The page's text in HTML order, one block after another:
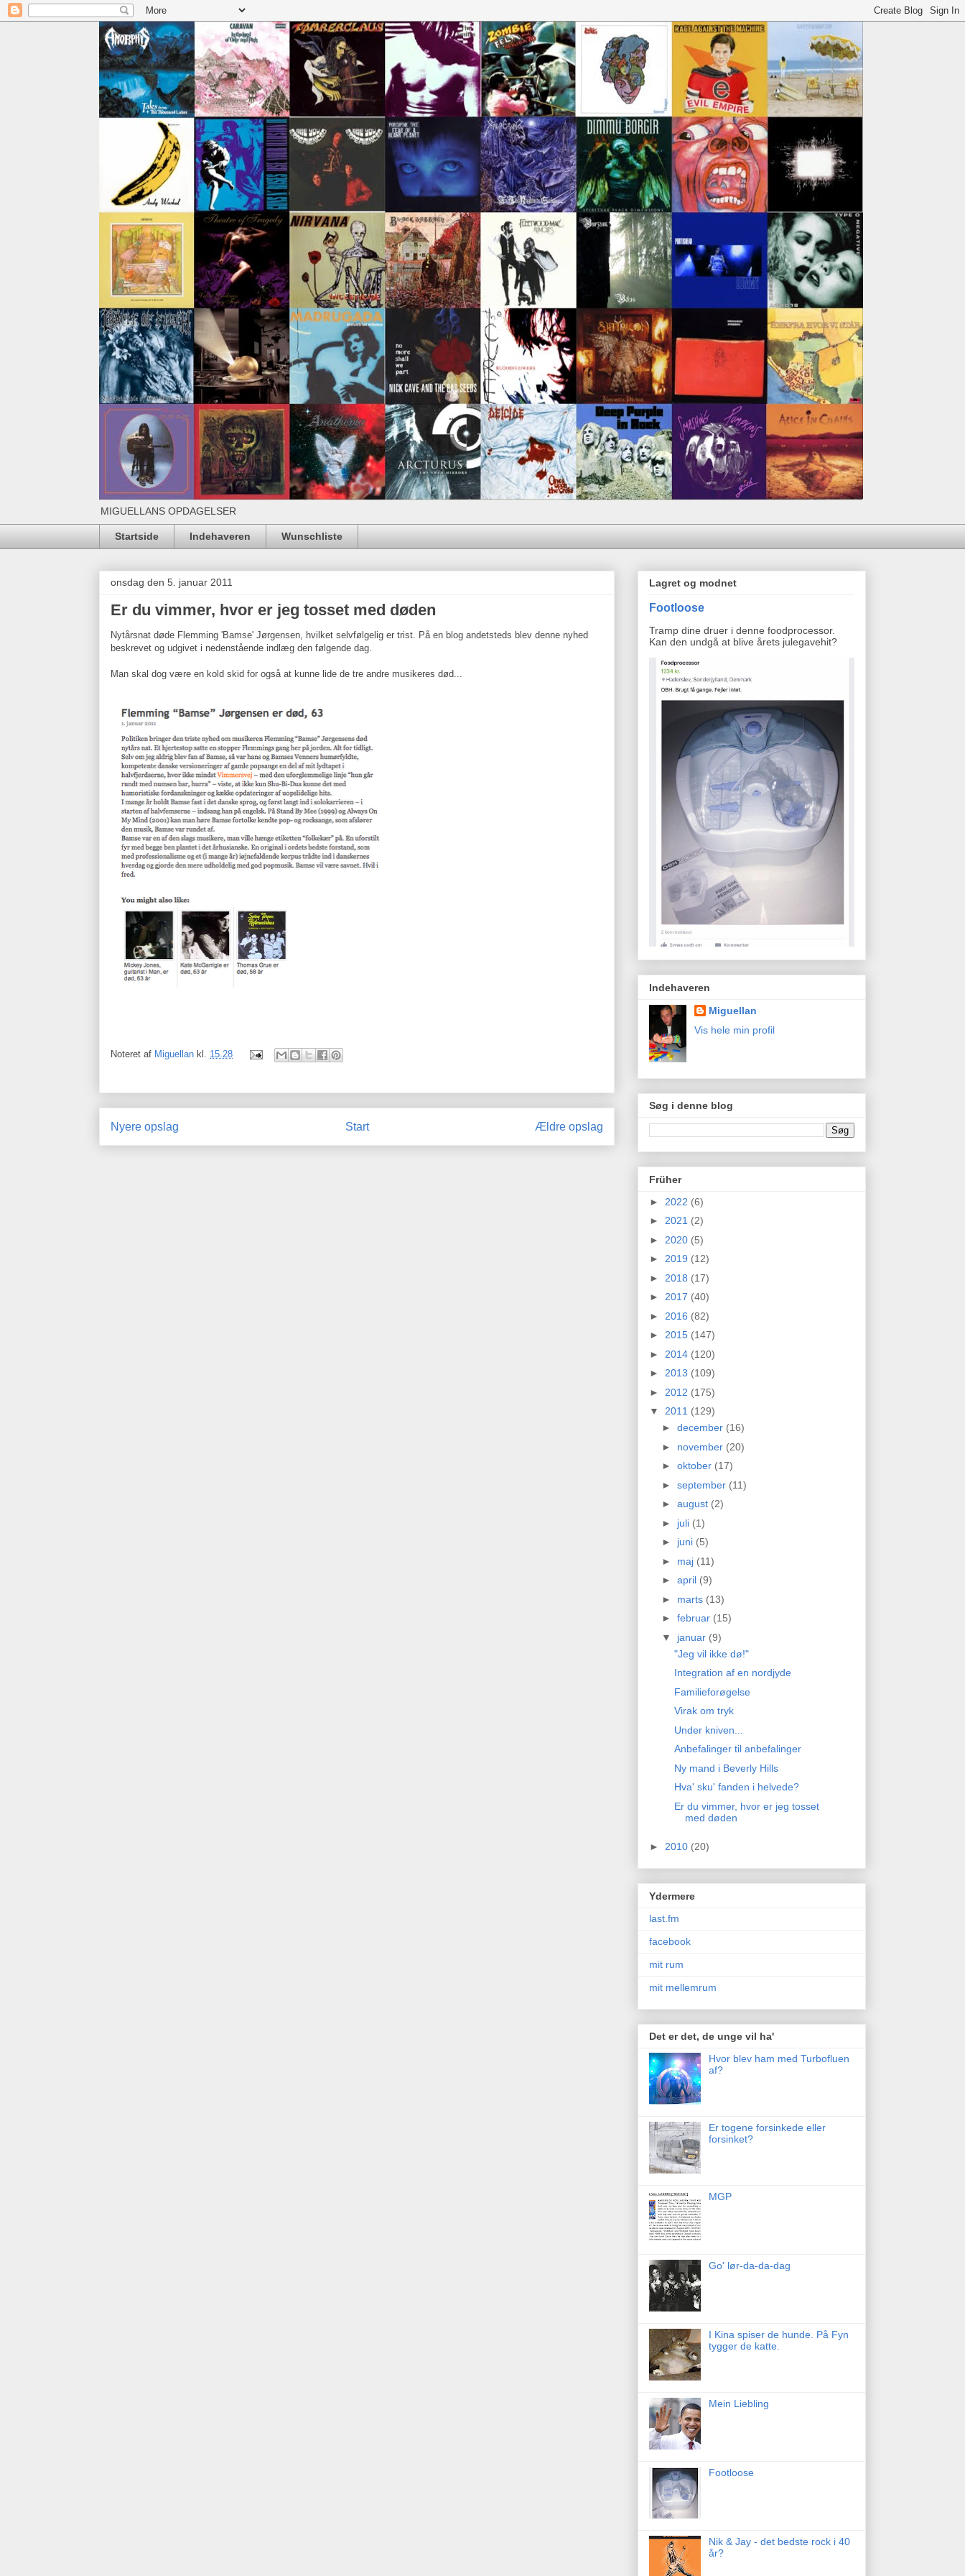
MIGUELLANS OPDAGELSER
Startside Indehaveren Wunschliste
onsdag den 5. januar 2011
Er du vimmer, hvor er jeg tosset med døden
Nytårsnat døde Flemming 'Bamse' Jørgensen, hvilket selvfølgelig er trist. På en blog andetsteds blev denne nyhed
beskrevet og udgivet i nedenstående indlæg den følgende dag.
Man skal dog være en kold skid for også at kunne lide de tre andre musikeres død...
Noteret af Miguellan kl. 15.28
Nyere opslag Ældre opslag
Start
Lagret og modnet
Footloose
Tramp dine druer i denne foodprocessor.
Kan den undgå at blive årets julegavehit?
Indehaveren
Miguellan
Vis hele min profil
Søg i denne blog
Früher
► 2022 (6)
► 2021 (2)
► 2020 (5)
► 2019 (12)
► 2018 (17)
► 2017 (40)
► 2016 (82)
► 2015 (147)
► 2014 (120)
► 2013 (109)
► 2012 (175)
▼ 2011 (129)
► december (16)
► november (20)
► oktober (17)
► september (11)
► august (2)
► juli (1)
► juni (5)
► maj (11)
► april (9)
► marts (13)
► februar (15)
▼ januar (9)
"Jeg vil ikke dø!"
Integration af en nordjyde
Familieforøgelse
Virak om tryk
Under kniven...
Anbefalinger til anbefalinger
Ny mand i Beverly Hills
Hva' sku' fanden i helvede?
Er du vimmer, hvor er jeg tosset
med døden
► 2010 (20)
Ydermere
last.fm
facebook
mit rum
mit mellemrum
Det er det, de unge vil ha'
Hvor blev ham med Turbofluen
af?
Er togene forsinkede eller
forsinket?
MGP
Go' lør-da-da-dag
I Kina spiser de hunde. På Fyn
tygger de katte.
Mein Liebling
Footloose
Nik & Jay - det bedste rock i 40
år?